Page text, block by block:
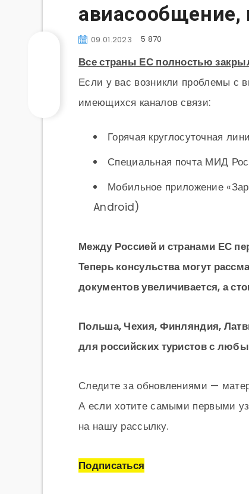
авиасообщение,
09.01.2023 5 870
Все страны ЕС полностью
Если у вас возникли проблемы с
имеющихся каналов связи:
Горячая круглосуточная
Специальная почта МИД
Мобильное приложение
Android)
Между Россией и странами ЕС
Теперь консульства могут
документов увеличивается, а
Польша, Чехия, Финляндия,
для российских туристов с
Следите за обновлениями —
А если хотите самыми первыми
на нашу рассылку.
Подписаться